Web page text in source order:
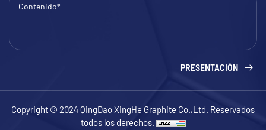
PRESENTACIÓN
Copyright © 2024 QingDao XingHe Graphite Co.,Ltd. Reservados
todos los derechos.